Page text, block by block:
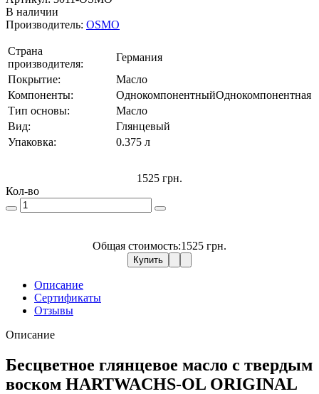
В наличии
Производитель: OSMO
Страна
производителя:
Германия
Покрытие:
Масло
Компоненты:
ОднокомпонентныйОднокомпонентная
Тип основы:
Масло
Вид:
Глянцевый
Упаковка:
0.375 л
1525 грн.
Кол-во
Общая стоимость:1525 грн.
Купить
Описание
Сертификаты
Отзывы
Описание
Бесцветное глянцевое масло с твердым
воском HARTWACHS-OL ORIGINAL